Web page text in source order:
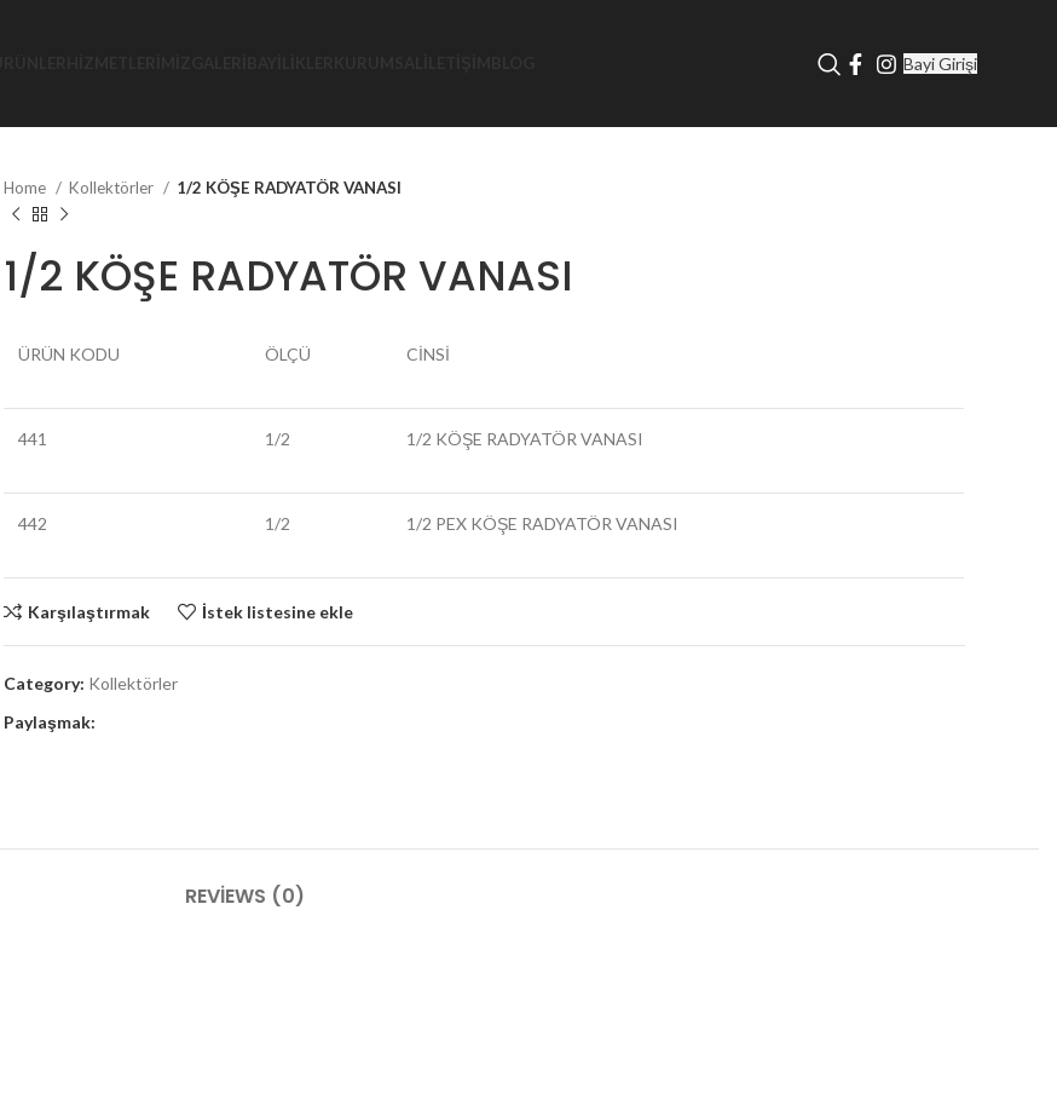
Bayi Girişi
Home Kollektörler 1/2 KÖŞE RADYATÖR VANASI
1/2 KÖŞE RADYATÖR VANASI
ÜRÜN KODU ÖLÇÜ CİNSİ
441 1/2 1/2 KÖŞE RADYATÖR VANASI
442 1/2 1/2 PEX KÖŞE RADYATÖR VANASI
Karşılaştırmak İstek listesine ekle
Category: Kollektörler
Paylaşmak:
REVIEWS (0)